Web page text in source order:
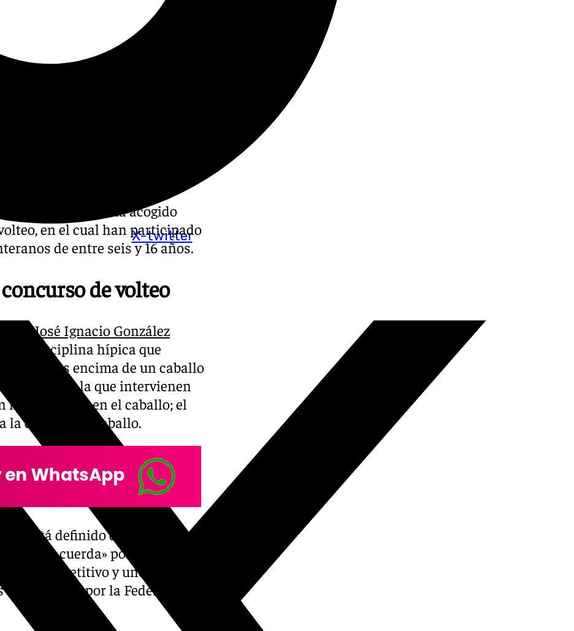
X-twitter
de Santa María ha acogido
en el cual han participado
de entre seis y 16 años.
de volteo
José Ignacio González
disciplina hípica que
encima de un caballo
galope, y en la que intervienen
los ejercicios en el caballo; el
la cuerda y el caballo.
Está definido como gimnasia
«a la cuerda» por un
competitivo y uno de los
por la Federación